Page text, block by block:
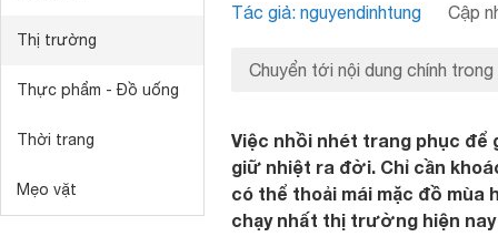
Thị trường
Thực phẩm - Đồ uống
Thời trang
Mẹo vặt
Tác giả: nguyendinhtung Cập
Chuyển tới nội dung chính trong
Việc nhồi nhét trang phục để
giữ nhiệt ra đời. Chỉ cần
có thể thoải mái mặc đồ mùa
chạy nhất thị trường hiện